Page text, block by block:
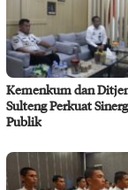
Kemenkum dan
Sulteng Perkuat
Publik